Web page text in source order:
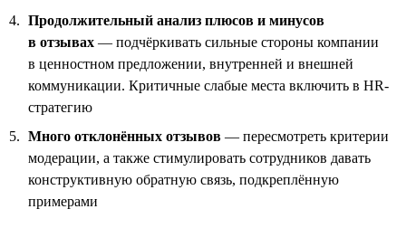
Продолжительный анализ плюсов и минусов
в отзывах — подчёркивать сильные стороны компании
в ценностном предложении, внутренней и внешней
коммуникации. Критичные слабые места включить в HR-
стратегию
Много отклонённых отзывов — пересмотреть критерии
модерации, а также стимулировать сотрудников давать
конструктивную обратную связь, подкреплённую
примерами